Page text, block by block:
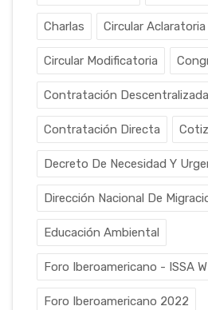
Charlas Circular Aclaratoria
Circular Modificatoria
Contratación Descentralizada
Contratación Directa
Decreto De Necesidad Y
Dirección Nacional De
Educación Ambiental
Foro Iberoamericano - ISSA
Foro Iberoamericano 2022